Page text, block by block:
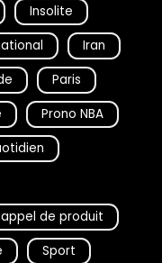
Insolite
Iran
Paris
Prono NBA
de produit
Sport